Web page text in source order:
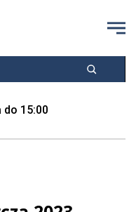
do 15:00